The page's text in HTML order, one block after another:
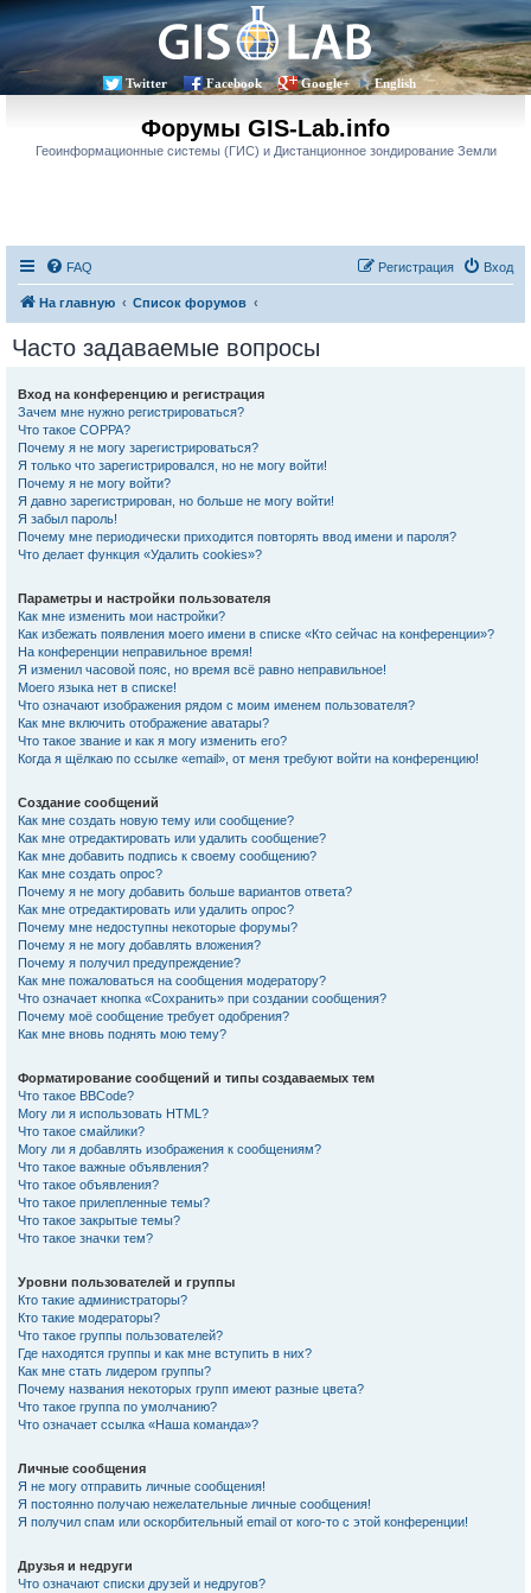
Twitter Facebook Google+ English
Форумы GIS-Lab.info
Геоинформационные системы (ГИС) и Дистанционное зондирование Земли
FAQ Вход
Регистрация
На главную Список форумов
Часто задаваемые вопросы
Вход на конференцию и регистрация
Зачем мне нужно регистрироваться?
Что такое COPPA?
Почему я не могу зарегистрироваться?
Я только что зарегистрировался, но не могу войти!
Почему я не могу войти?
Я давно зарегистрирован, но больше не могу войти!
Я забыл пароль!
Почему мне периодически приходится повторять ввод имени и пароля?
Что делает функция «Удалить cookies»?
Параметры и настройки пользователя
Как мне изменить мои настройки?
Как избежать появления моего имени в списке «Кто сейчас на конференции»?
На конференции неправильное время!
Я изменил часовой пояс, но время всё равно неправильное!
Моего языка нет в списке!
Что означают изображения рядом с моим именем пользователя?
Как мне включить отображение аватары?
Что такое звание и как я могу изменить его?
Когда я щёлкаю по ссылке «email», от меня требуют войти на конференцию!
Создание сообщений
Как мне создать новую тему или сообщение?
Как мне отредактировать или удалить сообщение?
Как мне добавить подпись к своему сообщению?
Как мне создать опрос?
Почему я не могу добавить больше вариантов ответа?
Как мне отредактировать или удалить опрос?
Почему мне недоступны некоторые форумы?
Почему я не могу добавлять вложения?
Почему я получил предупреждение?
Как мне пожаловаться на сообщения модератору?
Что означает кнопка «Сохранить» при создании сообщения?
Почему моё сообщение требует одобрения?
Как мне вновь поднять мою тему?
Форматирование сообщений и типы создаваемых тем
Что такое BBCode?
Могу ли я использовать HTML?
Что такое смайлики?
Могу ли я добавлять изображения к сообщениям?
Что такое важные объявления?
Что такое объявления?
Что такое прилепленные темы?
Что такое закрытые темы?
Что такое значки тем?
Уровни пользователей и группы
Кто такие администраторы?
Кто такие модераторы?
Что такое группы пользователей?
Где находятся группы и как мне вступить в них?
Как мне стать лидером группы?
Почему названия некоторых групп имеют разные цвета?
Что такое группа по умолчанию?
Что означает ссылка «Наша команда»?
Личные сообщения
Я не могу отправить личные сообщения!
Я постоянно получаю нежелательные личные сообщения!
Я получил спам или оскорбительный email от кого-то с этой конференции!
Друзья и недруги
Что означают списки друзей и недругов?